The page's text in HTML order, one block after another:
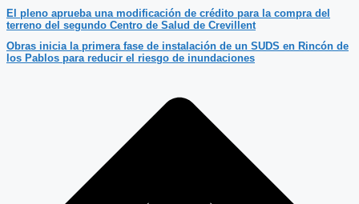
El pleno aprueba una modificación de crédito para la compra del
terreno del segundo Centro de Salud de Crevillent
Obras inicia la primera fase de instalación de un SUDS en Rincón de
los Pablos para reducir el riesgo de inundaciones